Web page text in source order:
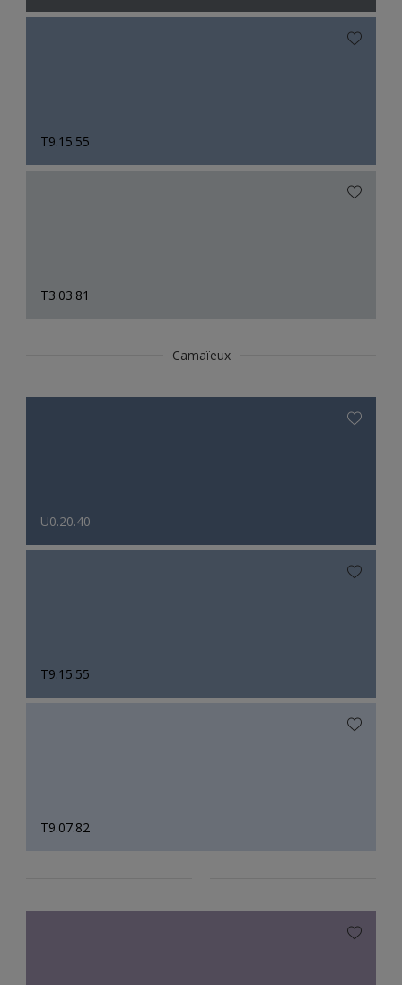
T9.15.55
T3.03.81
Camaïeux
U0.20.40
T9.15.55
T9.07.82